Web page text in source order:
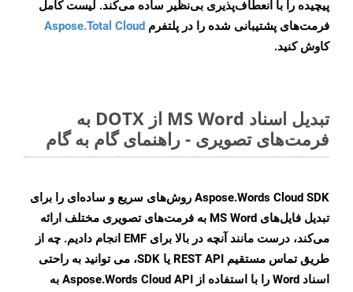
پیچیده را با انعطاف‌پذیری بی‌نظیر ساده می‌کند. لیست کامل
فرمت‌های پشتیبانی شده را در پلتفرم Aspose.Total Cloud
کاوش کنید.
تبدیل اسناد MS Word از DOTX به
فرمت‌های تصویری - راهنمای گام به گام
Aspose.Words Cloud SDK روش‌های سریع و ساده‌ای را برای
تبدیل فایل‌های MS Word به فرمت‌های تصویری مختلف ارائه
می‌کند، درست مانند آنچه در بالا برای EMF انجام دادیم. چه از
طریق تماس مستقیم REST API یا SDK، می توانید به راحتی
اسناد Word را با استفاده از Aspose.Words Cloud API به